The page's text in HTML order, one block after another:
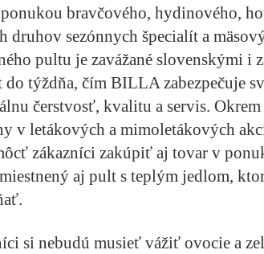
ponukou bravčového, hydinového,
druhov sezónnych špecialít a
pultu je zavážané slovenskými i
do týždňa, čím BILLA zabezpečuje
čerstvosť, kvalitu a servis.
v letákových a mimoletákových
zákazníci zakúpiť aj tovar v
aj pult s teplým jedlom,
si nebudú musieť vážiť ovocie a